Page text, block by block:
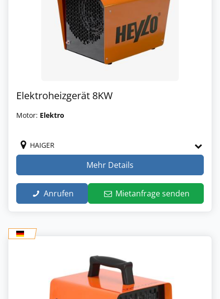
Elektroheizgerät 8KW
Motor: Elektro
HAIGER
Mehr Details
Anrufen Mietanfrage senden